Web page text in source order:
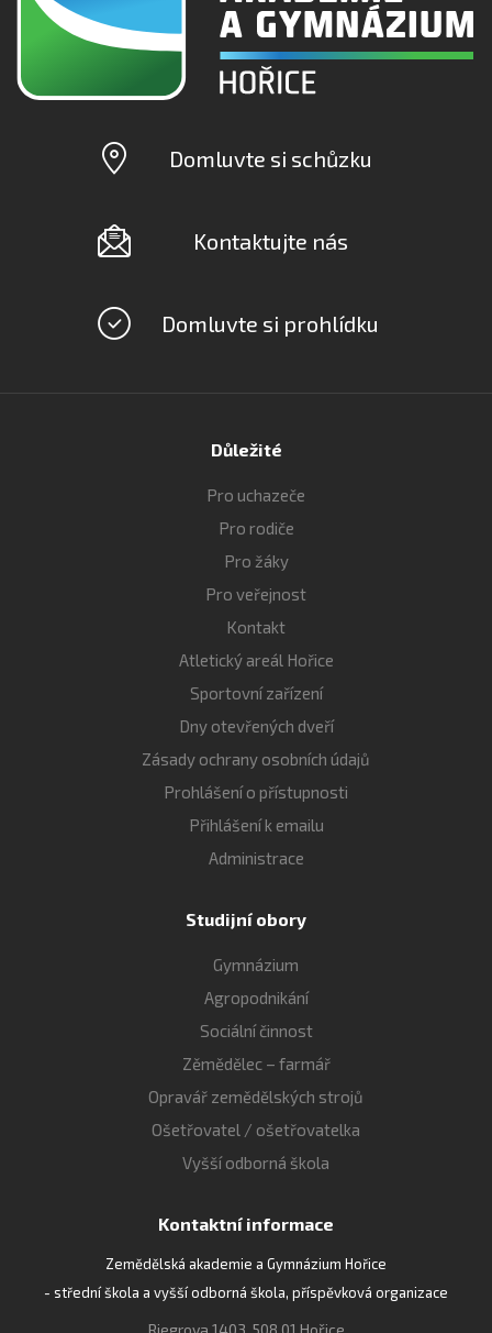
Domluvte si schůzku
Kontaktujte nás
Domluvte si prohlídku
Důležité
Pro uchazeče
Pro rodiče
Pro žáky
Pro veřejnost
Kontakt
Atletický areál Hořice
Sportovní zařízení
Dny otevřených dveří
Zásady ochrany osobních údajů
Prohlášení o přístupnosti
Přihlášení k emailu
Administrace
Studijní obory
Gymnázium
Agropodnikání
Sociální činnost
Zěmědělec – farmář
Opravář zemědělských strojů
Ošetřovatel / ošetřovatelka
Vyšší odborná škola
Kontaktní informace
Zemědělská akademie a Gymnázium Hořice
- střední škola a vyšší odborná škola, příspěvková organizace
Riegrova 1403, 508 01 Hořice